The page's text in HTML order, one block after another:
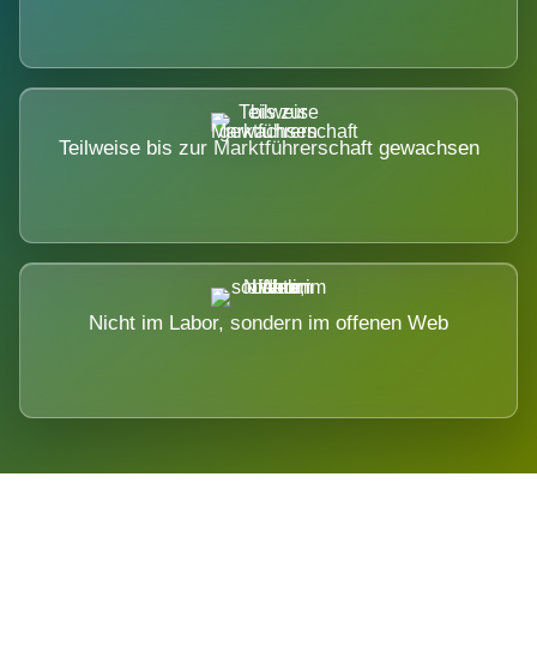
Teilweise bis zur Marktführerschaft gewachsen
Nicht im Labor, sondern im offenen Web